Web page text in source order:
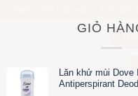
GIỎ
Lăn khử mùi Dove
Antiperspirant